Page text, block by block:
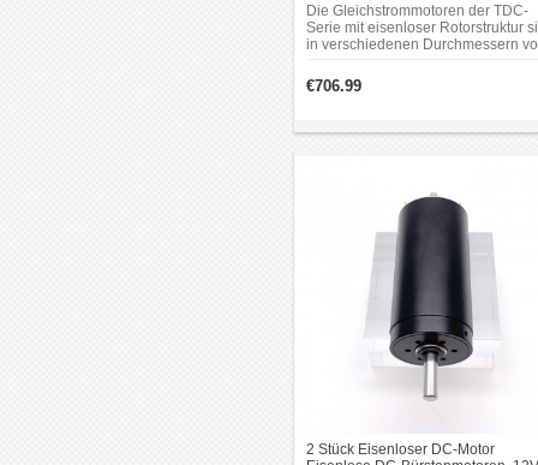
× 71 mm
Die Gleichstrommotoren der TDC-
Serie mit eisenloser Rotorstruktur
in verschiedenen Durchmessern
Gehäuselängen erhältlich. Durch
Hohlrotor-Design bieten sie ein
Beschleunigung sowie kompakte
Geräte mit Anforderungen an
und Bedienbarkeit.
€706.99
2 Stück Eisenloser DC-Motor